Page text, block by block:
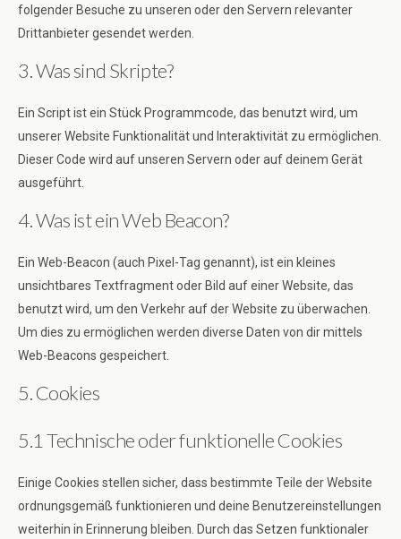
folgender Besuche zu unseren oder den Servern relevanter
Drittanbieter gesendet werden.
3. Was sind Skripte?
Ein Script ist ein Stück Programmcode, das benutzt wird, um
unserer Website Funktionalität und Interaktivität zu ermöglichen.
Dieser Code wird auf unseren Servern oder auf deinem Gerät
ausgeführt.
4. Was ist ein Web Beacon?
Ein Web-Beacon (auch Pixel-Tag genannt), ist ein kleines
unsichtbares Textfragment oder Bild auf einer Website, das
benutzt wird, um den Verkehr auf der Website zu überwachen.
Um dies zu ermöglichen werden diverse Daten von dir mittels
Web-Beacons gespeichert.
5. Cookies
5.1 Technische oder funktionelle Cookies
Einige Cookies stellen sicher, dass bestimmte Teile der Website
ordnungsgemäß funktionieren und deine Benutzereinstellungen
weiterhin in Erinnerung bleiben. Durch das Setzen funktionaler